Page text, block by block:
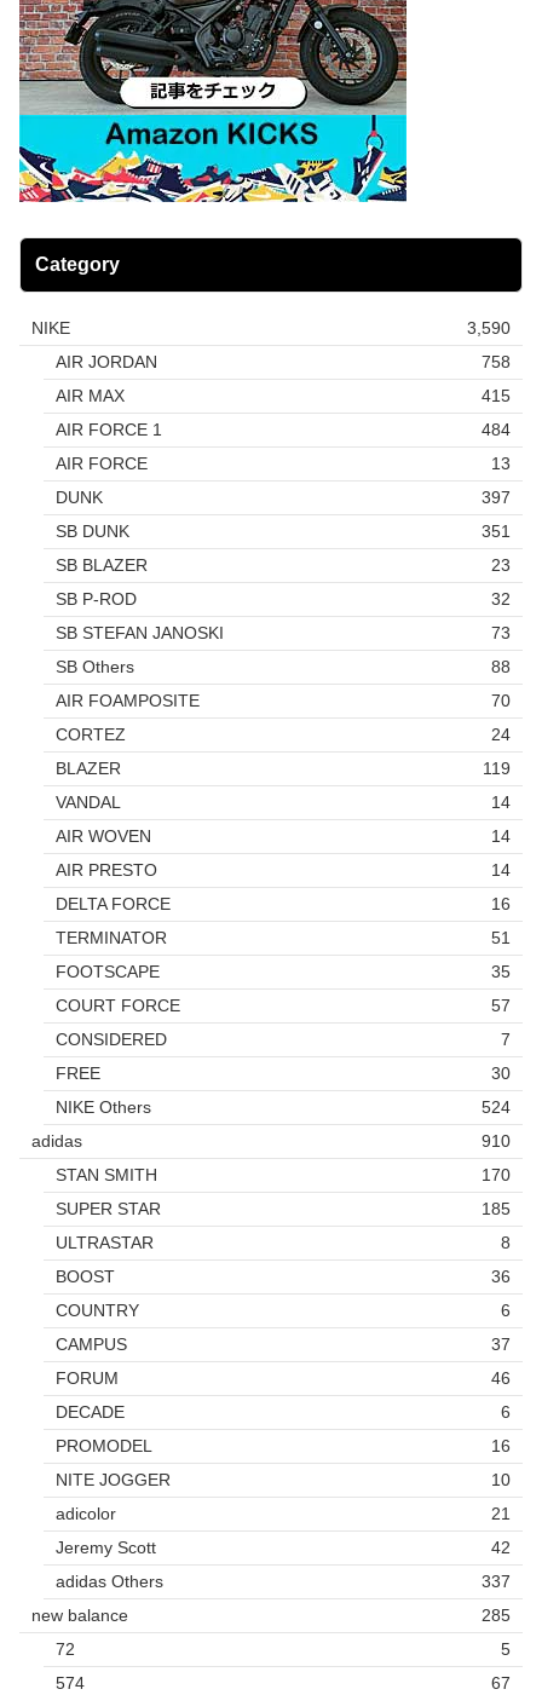
Category
NIKE
3,590
AIR JORDAN
758
AIR MAX
415
AIR FORCE 1
484
AIR FORCE
13
DUNK
397
SB DUNK
351
SB BLAZER
23
SB P-ROD
32
SB STEFAN JANOSKI
73
SB Others
88
AIR FOAMPOSITE
70
CORTEZ
24
BLAZER
119
VANDAL
14
AIR WOVEN
14
AIR PRESTO
14
DELTA FORCE
16
TERMINATOR
51
FOOTSCAPE
35
COURT FORCE
57
CONSIDERED
7
FREE
30
NIKE Others
524
adidas
910
STAN SMITH
170
SUPER STAR
185
ULTRASTAR
8
BOOST
36
COUNTRY
6
CAMPUS
37
FORUM
46
DECADE
6
PROMODEL
16
NITE JOGGER
10
adicolor
21
Jeremy Scott
42
adidas Others
337
new balance
285
72
5
574
67